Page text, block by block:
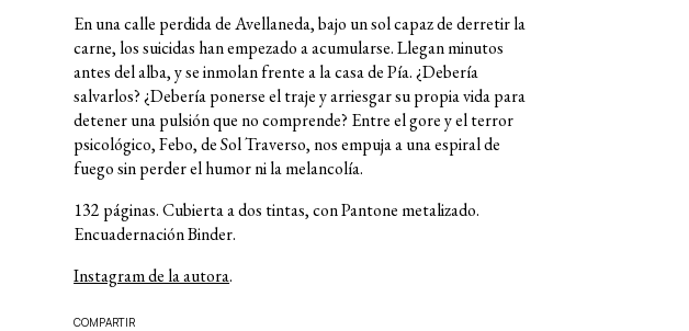
En una calle perdida de Avellaneda, bajo un sol capaz de derretir la
carne, los suicidas han empezado a acumularse. Llegan minutos
antes del alba, y se inmolan frente a la casa de Pía. ¿Debería
salvarlos? ¿Debería ponerse el traje y arriesgar su propia vida para
detener una pulsión que no comprende? Entre el gore y el terror
psicológico, Febo, de Sol Traverso, nos empuja a una espiral de
fuego sin perder el humor ni la melancolía.
132 páginas. Cubierta a dos tintas, con Pantone metalizado.
Encuadernación Binder.
Instagram de la autora.
COMPARTIR